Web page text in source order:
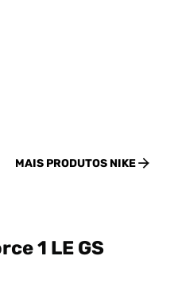
MAIS PRODUTOS NIKE
1 LE GS